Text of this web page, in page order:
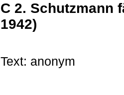
C 2. Schutzmann
1942)
Text: anonym